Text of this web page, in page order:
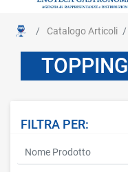
Catalogo Articoli
TOPPING
FILTRA PER:
La modifica di un filtro